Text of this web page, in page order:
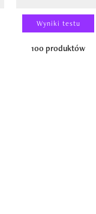
Wyniki testu
100 produktów